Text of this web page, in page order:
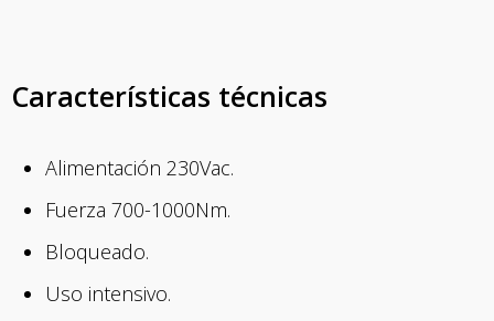
Características técnicas
Alimentación 230Vac.
Fuerza 700-1000Nm.
Bloqueado.
Uso intensivo.